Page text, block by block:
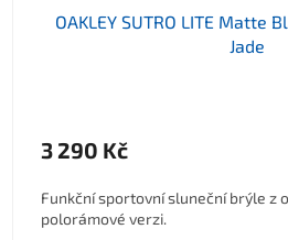
OAKLEY SUTRO LITE Matte
Jade
3 290 Kč
Funkční sportovní sluneční brýle z
polorámové verzi.